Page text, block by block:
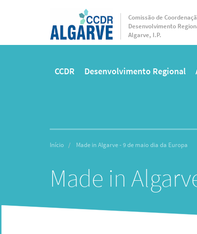
conteúdo
Comissão de
Desenvolvimento
Algarve, I.P.
CCDR Desenvolvimento Regional
Início Made in Algarve - 9 de maio dia da Europa
Made in